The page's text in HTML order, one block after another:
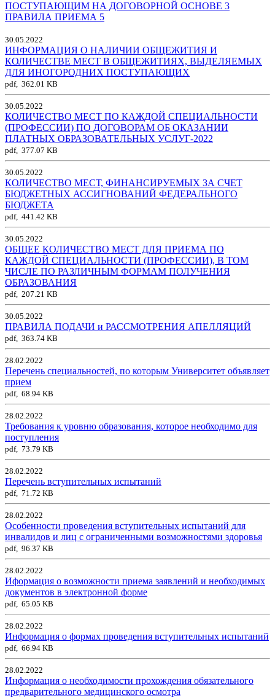
ПОСТУПАЮЩИМ НА ДОГОВОРНОЙ ОСНОВЕ 3
ПРАВИЛА ПРИЕМА 5
30.05.2022
ИНФОРМАЦИЯ О НАЛИЧИИ ОБЩЕЖИТИЯ И
КОЛИЧЕСТВЕ МЕСТ В ОБЩЕЖИТИЯХ, ВЫДЕЛЯЕМЫХ
ДЛЯ ИНОГОРОДНИХ ПОСТУПАЮЩИХ
pdf, 362.01 KB
30.05.2022
КОЛИЧЕСТВО МЕСТ ПО КАЖДОЙ СПЕЦИАЛЬНОСТИ
(ПРОФЕССИИ) ПО ДОГОВОРАМ ОБ ОКАЗАНИИ
ПЛАТНЫХ ОБРАЗОВАТЕЛЬНЫХ УСЛУГ-2022
pdf, 377.07 KB
30.05.2022
КОЛИЧЕСТВО МЕСТ, ФИНАНСИРУЕМЫХ ЗА СЧЕТ
БЮДЖЕТНЫХ АССИГНОВАНИЙ ФЕДЕРАЛЬНОГО
БЮДЖЕТА
pdf, 441.42 KB
30.05.2022
ОБЩЕЕ КОЛИЧЕСТВО МЕСТ ДЛЯ ПРИЕМА ПО
КАЖДОЙ СПЕЦИАЛЬНОСТИ (ПРОФЕССИИ), В ТОМ
ЧИСЛЕ ПО РАЗЛИЧНЫМ ФОРМАМ ПОЛУЧЕНИЯ
ОБРАЗОВАНИЯ
pdf, 207.21 KB
30.05.2022
ПРАВИЛА ПОДАЧИ и РАССМОТРЕНИЯ АПЕЛЛЯЦИЙ
pdf, 363.74 KB
28.02.2022
Перечень специальностей, по которым Университет объявляет
прием
pdf, 68.94 KB
28.02.2022
Требования к уровню образования, которое необходимо для
поступления
pdf, 73.79 KB
28.02.2022
Перечень вступительных испытаний
pdf, 71.72 KB
28.02.2022
Особенности проведения вступительных испытаний для
инвалидов и лиц с ограниченными возможностями здоровья
pdf, 96.37 KB
28.02.2022
Иформация о возможности приема заявлений и необходимых
документов в электронной форме
pdf, 65.05 KB
28.02.2022
Информация о формах проведения вступительных испытаний
pdf, 66.94 KB
28.02.2022
Информация о необходимости прохождения обязательного
предварительного медицинского осмотра